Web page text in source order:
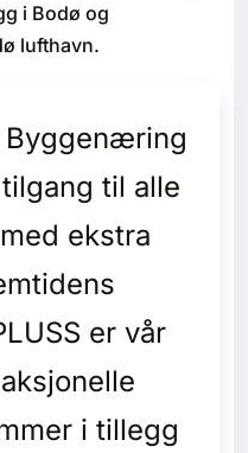
i Bodø og
lufthavn.
Byggenæring
til alle
ekstra
er vår
i tillegg